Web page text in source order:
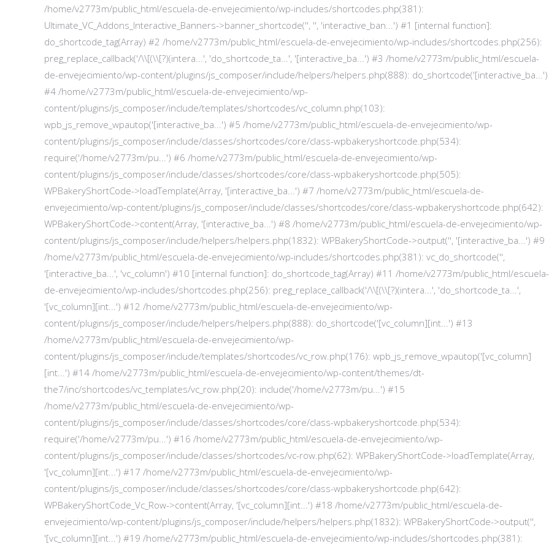
/home/v2773m/public_html/escuela-de-envejecimiento/wp-includes/shortcodes.php(381):
Ultimate_VC_Addons_Interactive_Banners->banner_shortcode('', '', 'interactive_ban...') #1 [internal function]:
do_shortcode_tag(Array) #2 /home/v2773m/public_html/escuela-de-envejecimiento/wp-includes/shortcodes.php(256):
preg_replace_callback('/\\[(\\[?)(intera...', 'do_shortcode_ta...', '[interactive_ba...') #3 /home/v2773m/public_html/escuela-
de-envejecimiento/wp-content/plugins/js_composer/include/helpers/helpers.php(888): do_shortcode('[interactive_ba...')
#4 /home/v2773m/public_html/escuela-de-envejecimiento/wp-
content/plugins/js_composer/include/templates/shortcodes/vc_column.php(103):
wpb_js_remove_wpautop('[interactive_ba...') #5 /home/v2773m/public_html/escuela-de-envejecimiento/wp-
content/plugins/js_composer/include/classes/shortcodes/core/class-wpbakeryshortcode.php(534):
require('/home/v2773m/pu...') #6 /home/v2773m/public_html/escuela-de-envejecimiento/wp-
content/plugins/js_composer/include/classes/shortcodes/core/class-wpbakeryshortcode.php(505):
WPBakeryShortCode->loadTemplate(Array, '[interactive_ba...') #7 /home/v2773m/public_html/escuela-de-
envejecimiento/wp-content/plugins/js_composer/include/classes/shortcodes/core/class-wpbakeryshortcode.php(642):
WPBakeryShortCode->content(Array, '[interactive_ba...') #8 /home/v2773m/public_html/escuela-de-envejecimiento/wp-
content/plugins/js_composer/include/helpers/helpers.php(1832): WPBakeryShortCode->output('', '[interactive_ba...') #9
/home/v2773m/public_html/escuela-de-envejecimiento/wp-includes/shortcodes.php(381): vc_do_shortcode('',
'[interactive_ba...', 'vc_column') #10 [internal function]: do_shortcode_tag(Array) #11 /home/v2773m/public_html/escuela-
de-envejecimiento/wp-includes/shortcodes.php(256): preg_replace_callback('/\\[(\\[?)(intera...', 'do_shortcode_ta...',
'[vc_column][int...') #12 /home/v2773m/public_html/escuela-de-envejecimiento/wp-
content/plugins/js_composer/include/helpers/helpers.php(888): do_shortcode('[vc_column][int...') #13
/home/v2773m/public_html/escuela-de-envejecimiento/wp-
content/plugins/js_composer/include/templates/shortcodes/vc_row.php(176): wpb_js_remove_wpautop('[vc_column]
[int...') #14 /home/v2773m/public_html/escuela-de-envejecimiento/wp-content/themes/dt-
the7/inc/shortcodes/vc_templates/vc_row.php(20): include('/home/v2773m/pu...') #15
/home/v2773m/public_html/escuela-de-envejecimiento/wp-
content/plugins/js_composer/include/classes/shortcodes/core/class-wpbakeryshortcode.php(534):
require('/home/v2773m/pu...') #16 /home/v2773m/public_html/escuela-de-envejecimiento/wp-
content/plugins/js_composer/include/classes/shortcodes/vc-row.php(62): WPBakeryShortCode->loadTemplate(Array,
'[vc_column][int...') #17 /home/v2773m/public_html/escuela-de-envejecimiento/wp-
content/plugins/js_composer/include/classes/shortcodes/core/class-wpbakeryshortcode.php(642):
WPBakeryShortCode_Vc_Row->content(Array, '[vc_column][int...') #18 /home/v2773m/public_html/escuela-de-
envejecimiento/wp-content/plugins/js_composer/include/helpers/helpers.php(1832): WPBakeryShortCode->output('',
'[vc_column][int...') #19 /home/v2773m/public_html/escuela-de-envejecimiento/wp-includes/shortcodes.php(381):